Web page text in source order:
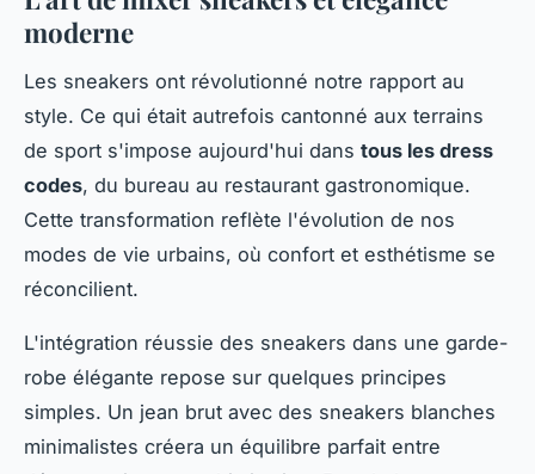
moderne
Les sneakers ont révolutionné notre rapport au
style. Ce qui était autrefois cantonné aux terrains
de sport s'impose aujourd'hui dans tous les dress
codes, du bureau au restaurant gastronomique.
Cette transformation reflète l'évolution de nos
modes de vie urbains, où confort et esthétisme se
réconcilient.
L'intégration réussie des sneakers dans une garde-
robe élégante repose sur quelques principes
simples. Un jean brut avec des sneakers blanches
minimalistes créera un équilibre parfait entre